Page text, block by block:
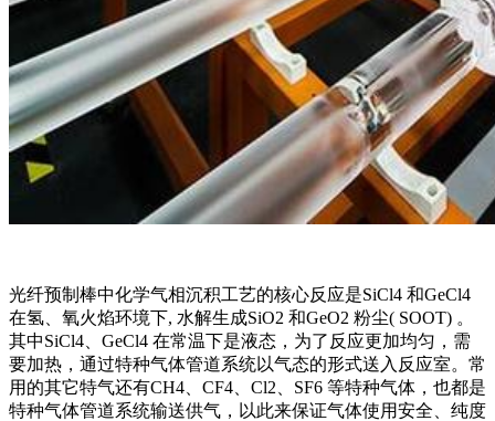
光纤预制棒中化学气相沉积工艺的核心反应是SiCl4 和GeCl4
在氢、氧火焰环境下, 水解生成SiO2 和GeO2 粉尘( SOOT) 。
其中SiCl4、GeCl4 在常温下是液态，为了反应更加均匀，需
要加热，通过特种气体管道系统以气态的形式送入反应室。常
用的其它特气还有CH4、CF4、Cl2、SF6 等特种气体，也都是
特种气体管道系统输送供气，以此来保证气体使用安全、纯度